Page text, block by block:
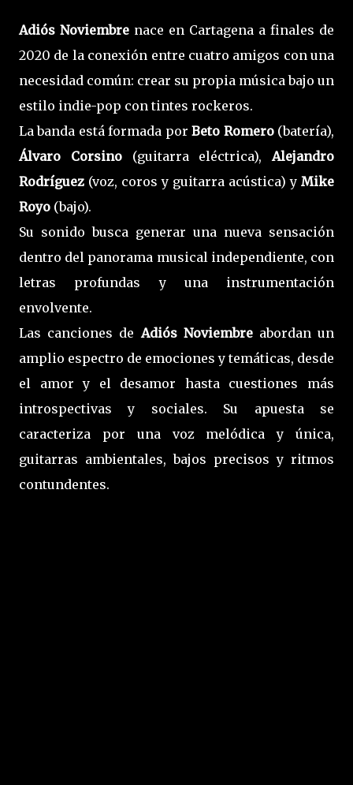
Adiós Noviembre nace en Cartagena a finales de
2020 de la conexión entre cuatro amigos con una
necesidad común: crear su propia música bajo un
estilo indie-pop con tintes rockeros.
La banda está formada porBeto Romero(batería),
Álvaro Corsino(guitarra eléctrica),Alejandro
Rodríguez (voz, coros y guitarra acústica) y Mike
Royo (bajo).
Su sonido busca generar una nueva sensación
dentro del panorama musical independiente, con
letras profundas y una instrumentación
envolvente.
Las canciones deAdiós Noviembreabordan un
amplio espectro de emociones y temáticas, desde
el amor y el desamor hasta cuestiones más
introspectivas y sociales. Su apuesta se
caracteriza por una voz melódica y única,
guitarras ambientales, bajos precisos y ritmos
contundentes.